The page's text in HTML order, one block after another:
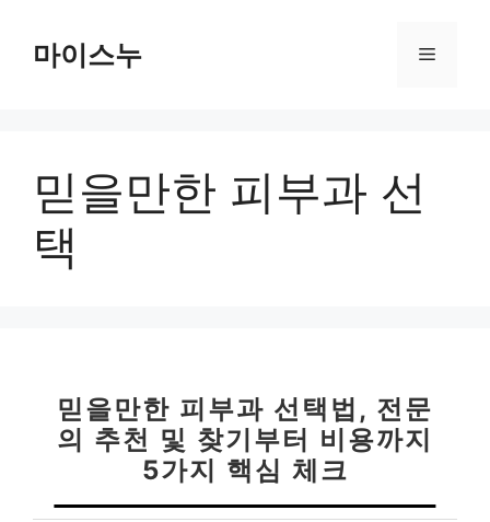
마이스누 메
믿을만한 피부과 선
택
믿을만한 피부과 선택법, 전문
의 추천 및 찾기부터 비용까지
5가지 핵심 체크